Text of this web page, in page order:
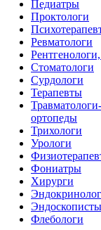
Педиатры
Проктологи
Ревматологи
Стоматологи
Сурдологи
Терапевты
Травматологи-
ортопеды
Трихологи
Урологи
Фониатры
Хирурги
Эндоскописты
Флебологи